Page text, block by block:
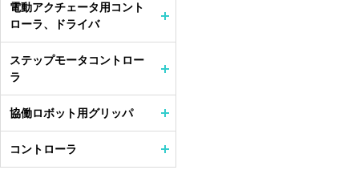
電動アクチェータ用コント
ローラ、ドライバ
ステップモータコントロー
ラ
協働ロボット用グリッパ
コントローラ